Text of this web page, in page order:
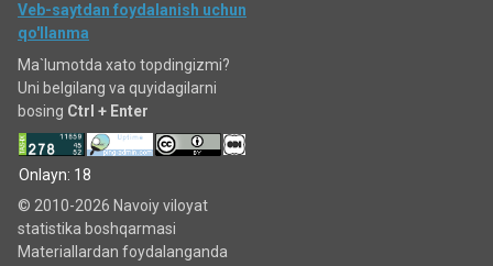
Veb-saytdan foydalanish uchun
qo'llanma
Ma`lumotda xato topdingizmi?
Uni belgilang va quyidagilarni
bosing Ctrl + Enter
Onlayn: 18
© 2010-2026 Navoiy viloyat
statistika boshqarmasi
Materiallardan foydalanganda